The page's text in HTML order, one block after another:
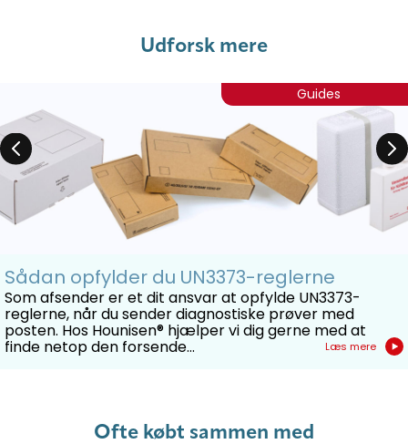
Udforsk mere
Guides
Sådan opfylder du UN3373-reglerne
Som afsender er et dit ansvar at opfylde UN3373-
reglerne, når du sender diagnostiske prøver med
posten. Hos Hounisen® hjælper vi dig gerne med at
finde netop den forsende... Læs mere
Ofte købt sammen med